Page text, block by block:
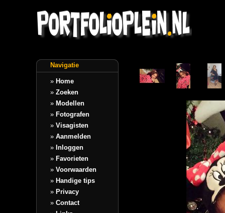
Navigatie
» Home
» Zoeken
» Modellen
» Fotografen
» Visagisten
» Aanmelden
» Inloggen
» Favorieten
» Voorwaarden
» Handige tips
» Privacy
» Contact